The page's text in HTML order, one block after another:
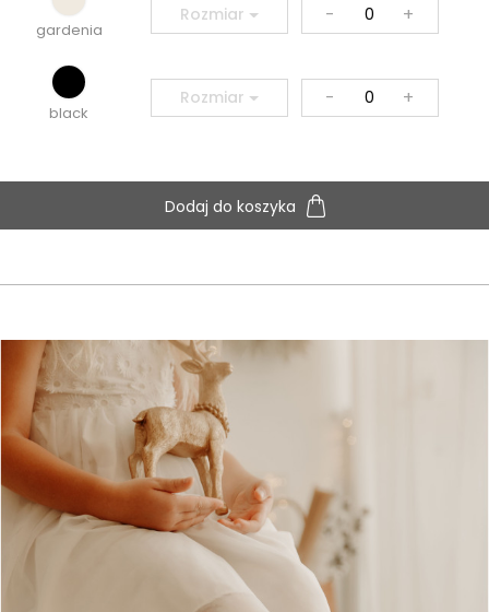
gardenia
Rozmiar - +
black
Rozmiar - +
Dodaj do koszyka